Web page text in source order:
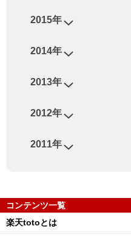
2011年
2012年
2013年
2014年
2015年
コンテンツ一覧
楽天totoとは